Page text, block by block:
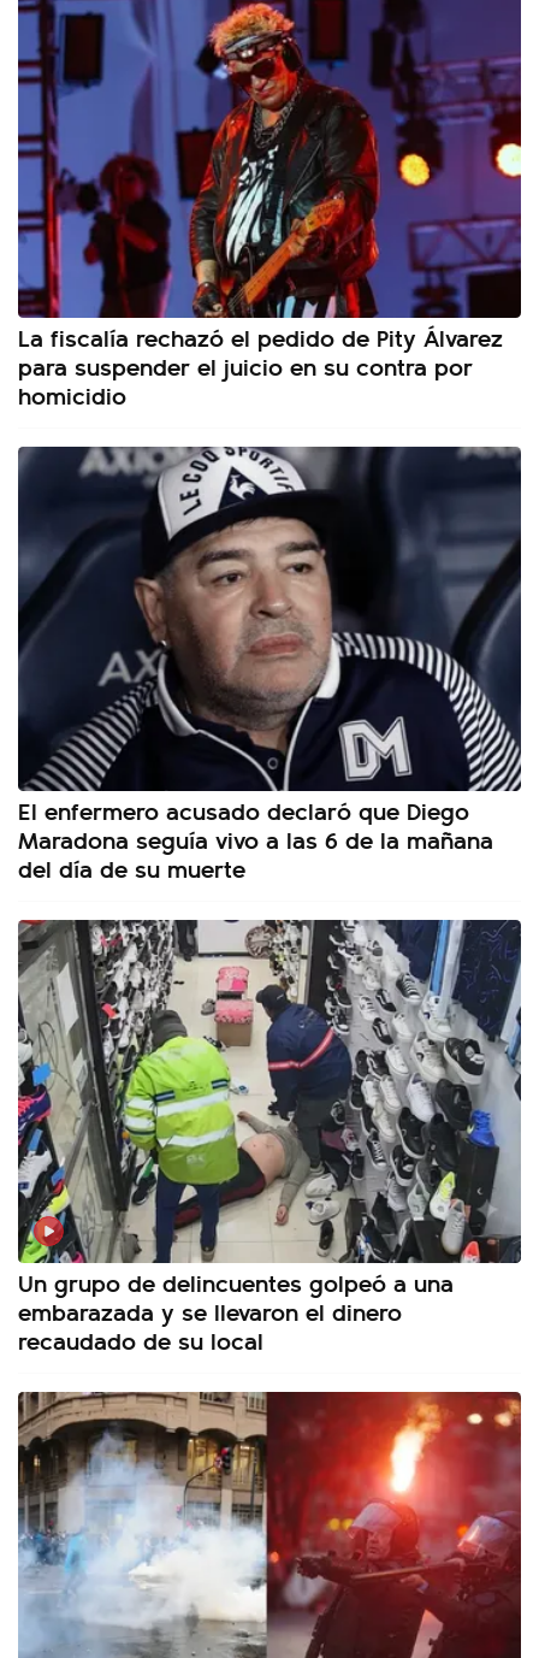
La fiscalía rechazó el pedido de Pity Álvarez
para suspender el juicio en su contra por
homicidio
El enfermero acusado declaró que Diego
Maradona seguía vivo a las 6 de la mañana
del día de su muerte
Un grupo de delincuentes golpeó a una
embarazada y se llevaron el dinero
recaudado de su local